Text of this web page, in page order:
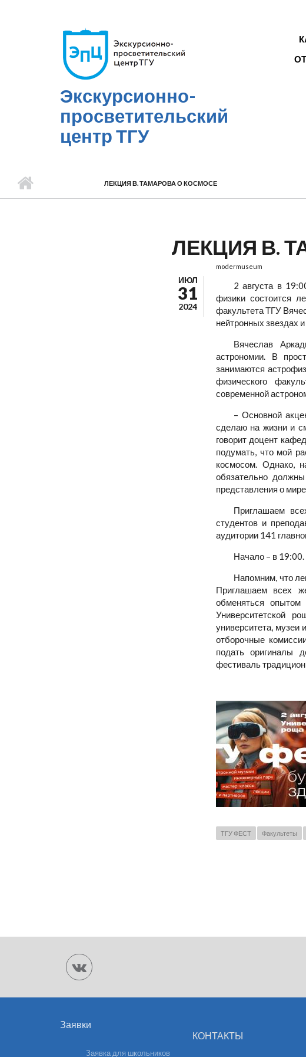
Экскурсионно-
просветительский
центр ТГУ
ЛЕКЦИЯ В. ТАМАРОВА О КОСМОСЕ
ЛЕКЦИЯ В.
ИЮЛ
31
2024
modermuseum
2 августа в
физики состоится
факультета ТГУ
нейтронных звездах
Вячеслав
астрономии. В
занимаются
физического
современной
– Основной
сделаю на жизни и
говорит доцент
подумать, что мой
космосом. Однако,
обязательно
представления о
Приглашаем
студентов и
аудитории 141
Начало – в 19:00.
Напомним, что
Приглашаем всех
обменяться
Университетской
университета, музеи
отборочные
подать оригиналы
фестиваль
ТГУ ФЕСТ Факультеты
Заявки
Заявка для школьников
КОНТАКТЫ